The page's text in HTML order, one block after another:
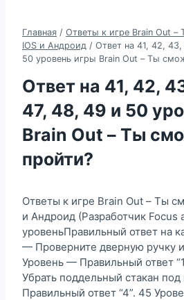
Главная / Ответы к игре Brain Out
IOS и Андроид / Ответ на 41, 42,
50 уровень игры Brain Out – Ты
Ответ на 41, 42,
47, 48, 49 и 50
Brain Out – Ты
пройти?
Ответы к игре Brain Out – Ты
и Андроид (Разработчик Focus
уровеньПравильный ответ на
— Проверните дверную ручку
Уровень — Правильный ответ
Убрать поддельный стакан под
Правильный ответ “4”. 45